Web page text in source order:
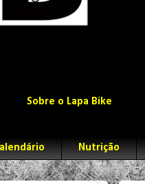
Sobre o Lapa Bike
Nutrição